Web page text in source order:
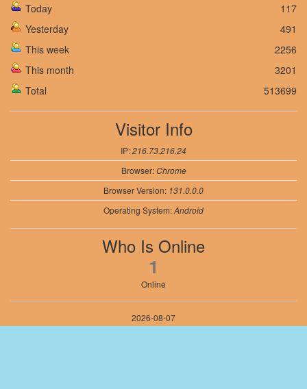
Today
117
Yesterday
491
This week
2256
This month
3201
Total
513699
Visitor Info
IP:216.73.216.24
Browser:Chrome
Browser Version: 131.0.0.0
Operating System:Android
Who Is Online
1
Online
2026-08-07